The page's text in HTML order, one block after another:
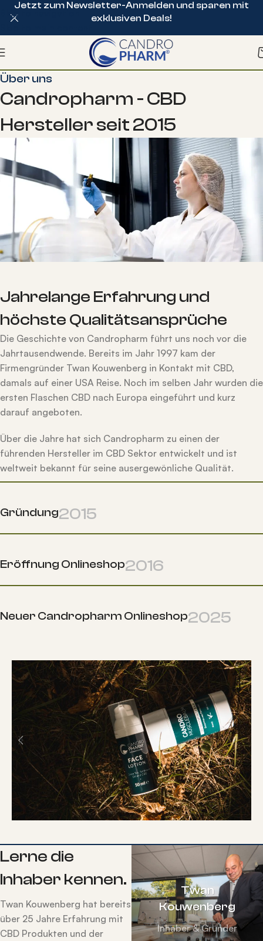
Skip to navigation
Über uns
Candropharm - CBD
Hersteller seit 2015
Jahrelange Erfahrung und
höchste Qualitätsansprüche
Die Geschichte von Candropharm führt uns noch vor die
Jahrtausendwende. Bereits im Jahr 1997 kam der
Firmengründer Twan Kouwenberg in Kontakt mit CBD,
damals auf einer USA Reise. Noch im selben Jahr wurden die
ersten Flaschen CBD nach Europa eingeführt und kurz
darauf angeboten.
Über die Jahre hat sich Candropharm zu einen der
führenden Hersteller im CBD Sektor entwickelt und ist
weltweit bekannt für seine ausergewönliche Qualität.
Gründung2015
Eröffnung Onlineshop2016
Neuer Candropharm Onlineshop2025
Lerne die
Inhaber kennen.
Twan Kouwenberg hat bereits
über 25 Jahre Erfahrung mit
CBD Produkten und der
Twan
Kouwenberg
Inhaber & Gründer
Jetzt zum Newsletter-Anmelden und sparen mit
exklusiven Deals!